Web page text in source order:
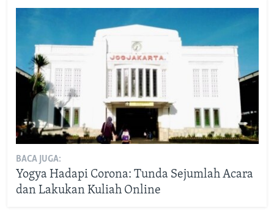
BACA JUGA:
Yogya Hadapi Corona: Tunda Sejumlah Acara
dan Lakukan Kuliah Online